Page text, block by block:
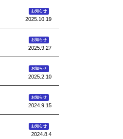
お知らせ
2025.10.19
お知らせ
2025.9.27
お知らせ
2025.2.10
お知らせ
2024.9.15
お知らせ
2024.8.4